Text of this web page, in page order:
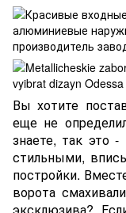
Вы хотите
еще не
знаете, так это
стильными,
постройки.
ворота
эксклюзива?